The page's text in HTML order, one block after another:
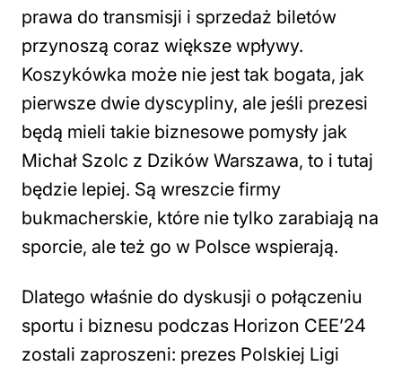
prawa do transmisji i sprzedaż biletów
przynoszą coraz większe wpływy.
Koszykówka może nie jest tak bogata, jak
pierwsze dwie dyscypliny, ale jeśli prezesi
będą mieli takie biznesowe pomysły jak
Michał Szolc z Dzików Warszawa, to i tutaj
będzie lepiej. Są wreszcie firmy
bukmacherskie, które nie tylko zarabiają na
sporcie, ale też go w Polsce wspierają.
Dlatego właśnie do dyskusji o połączeniu
sportu i biznesu podczas Horizon CEE’24
zostali zaproszeni: prezes Polskiej Ligi